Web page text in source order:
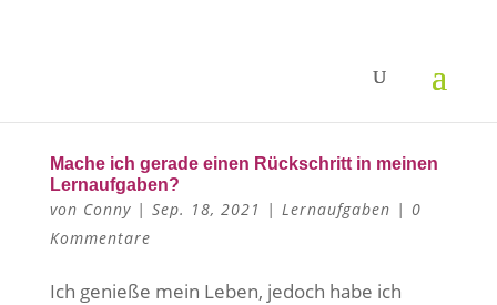
Mache ich gerade einen Rückschritt in meinen
Lernaufgaben?
von Conny| Sep. 18, 2021 | Lernaufgaben | 0
Kommentare
Ich genieße mein Leben, jedoch habe ich